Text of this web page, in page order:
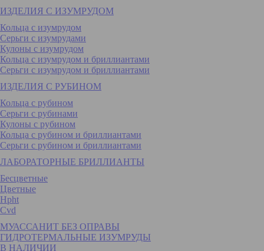
ИЗДЕЛИЯ С ИЗУМРУДОМ
Кольца с изумрудом
Серьги с изумрудами
Кулоны с изумрудом
Кольца с изумрудом и бриллиантами
Серьги с изумрудом и бриллиантами
ИЗДЕЛИЯ С РУБИНОМ
Кольца с рубином
Серьги с рубинами
Кулоны с рубином
Кольца с рубином и бриллиантами
Серьги с рубином и бриллиантами
ЛАБОРАТОРНЫЕ БРИЛЛИАНТЫ
Бесцветные
Цветные
Hpht
Cvd
МУАССАНИТ БЕЗ ОПРАВЫ
ГИДРОТЕРМАЛЬНЫЕ ИЗУМРУДЫ
В НАЛИЧИИ